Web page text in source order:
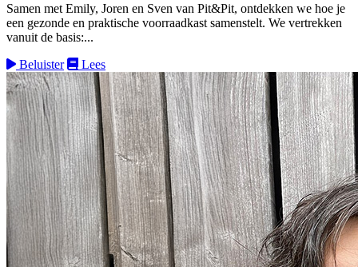
Samen met Emily, Joren en Sven van Pit&Pit, ontdekken we hoe je
een gezonde en praktische voorraadkast samenstelt. We vertrekken
vanuit de basis:...
Beluister
Lees